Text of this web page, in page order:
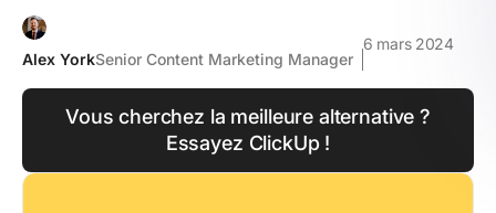
Alex YorkSenior Content Marketing Manager
6 mars 2024
Vous cherchez la meilleure alternative ?
Essayez ClickUp !